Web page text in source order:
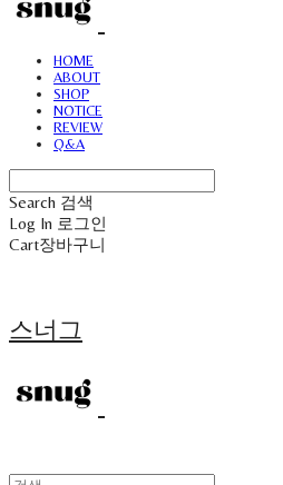
HOME
ABOUT
SHOP
NOTICE
REVIEW
Q&A
Search 검색
Log In 로그인
Cart장바구니
스너그